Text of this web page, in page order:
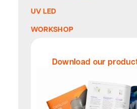
UV LED
WORKSHOP
Download our